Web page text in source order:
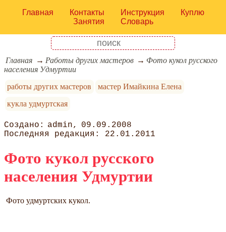
Главная Контакты Инструкция
Куплю
Занятия
Словарь
Главная Работы других мастеров
Фото кукол русского
населения Удмуртии
работы других мастеров
мастер Имайкина Елена
кукла удмуртская
admin
09.09.2008
22.01.2011
Фото кукол русского
населения Удмуртии
Фото удмуртских кукол.